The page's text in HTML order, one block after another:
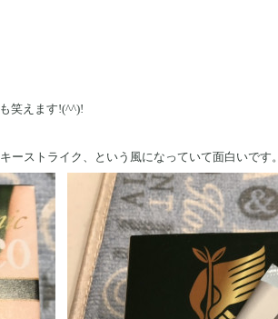
笑えます!(^^)!
ストライク、という風になっていて面白いです。